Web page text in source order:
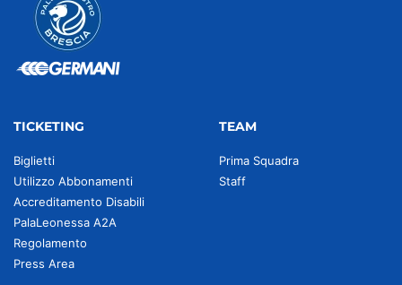
TICKETING
Biglietti
Utilizzo Abbonamenti
Accreditamento Disabili
PalaLeonessa A2A
Regolamento
Press Area
TEAM
Prima Squadra
Staff